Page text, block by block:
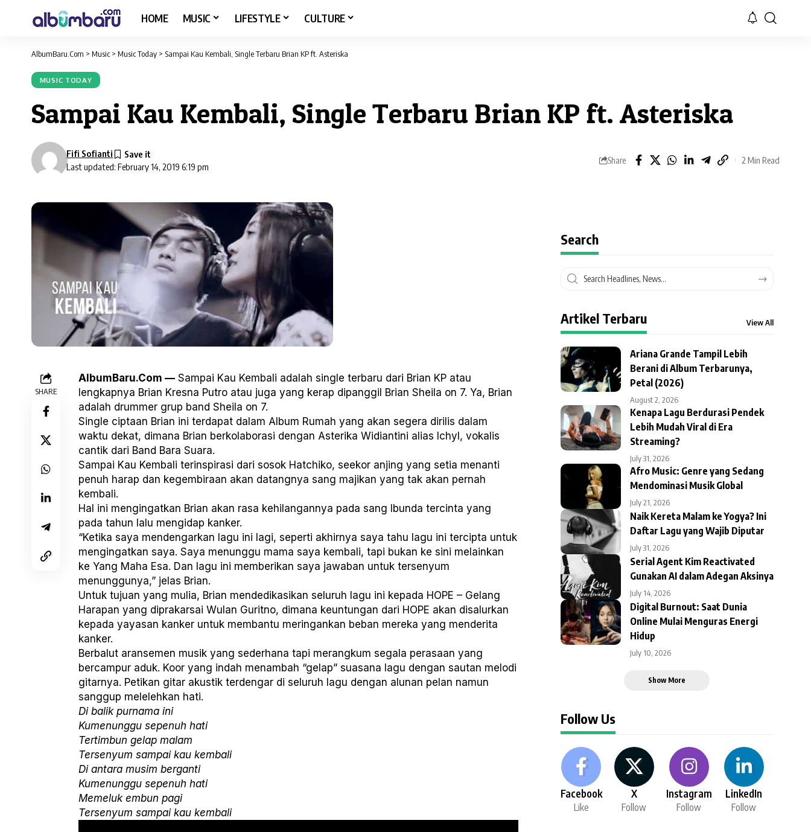
HOME MUSIC LIFESTYLE CULTURE
AlbumBaru.Com > Music > Music Today > Sampai Kau Kembali, Single Terbaru Brian KP ft. Asteriska
MUSIC TODAY
Sampai Kau Kembali, Single Terbaru Brian KP ft. Asteriska
Last updated: February 14, 2019 6:19 pm
Fifi Sofianti
Share 2 Min Read
SHARE
AlbumBaru.Com — Sampai Kau Kembali adalah single terbaru dari Brian KP atau
lengkapnya Brian Kresna Putro atau juga yang kerap dipanggil Brian Sheila on 7. Ya, Brian
adalah drummer grup band Sheila on 7.
Single ciptaan Brian ini terdapat dalam Album Rumah yang akan segera dirilis dalam
waktu dekat, dimana Brian berkolaborasi dengan Asterika Widiantini alias Ichyl, vokalis
cantik dari Band Bara Suara.
Sampai Kau Kembali terinspirasi dari sosok Hatchiko, seekor anjing yang setia menanti
penuh harap dan kegembiraan akan datangnya sang majikan yang tak akan pernah
kembali.
Hal ini mengingatkan Brian akan rasa kehilangannya pada sang Ibunda tercinta yang
pada tahun lalu mengidap kanker.
“Ketika saya mendengarkan lagu ini lagi, seperti akhirnya saya tahu lagu ini tercipta untuk
mengingatkan saya. Saya menunggu mama saya kembali, tapi bukan ke sini melainkan
ke Yang Maha Esa. Dan lagu ini memberikan saya jawaban untuk tersenyum
menunggunya,” jelas Brian.
Untuk tujuan yang mulia, Brian mendedikasikan seluruh lagu ini kepada HOPE – Gelang
Harapan yang diprakarsai Wulan Guritno, dimana keuntungan dari HOPE akan disalurkan
kepada yayasan kanker untuk membantu meringankan beban mereka yang menderita
kanker.
Berbalut aransemen musik yang sederhana tapi merangkum segala perasaan yang
bercampur aduk. Koor yang indah menambah “gelap” suasana lagu dengan sautan melodi
gitarnya. Petikan gitar akustik terdengar di seluruh lagu dengan alunan pelan namun
sanggup melelehkan hati.
Di balik purnama ini
Kumenunggu sepenuh hati
Tertimbun gelap malam
Tersenyum sampai kau kembali
Di antara musim berganti
Kumenunggu sepenuh hati
Memeluk embun pagi
Tersenyum sampai kau kembali
Search
Artikel Terbaru View All
Ariana Grande Tampil Lebih
Berani di Album Terbarunya,
Petal (2026)
August 2, 2026
Kenapa Lagu Berdurasi Pendek
Lebih Mudah Viral di Era
Streaming?
July 31, 2026
Afro Music: Genre yang Sedang
Mendominasi Musik Global
July 21, 2026
Naik Kereta Malam ke Yogya? Ini
Daftar Lagu yang Wajib Diputar
July 31, 2026
Serial Agent Kim Reactivated
Gunakan AI dalam Adegan Aksinya
July 14, 2026
Digital Burnout: Saat Dunia
Online Mulai Menguras Energi
Hidup
July 10, 2026
Show More
Follow Us
Facebook
Like
X
Follow
Instagram
Follow
LinkedIn
Follow